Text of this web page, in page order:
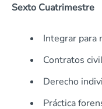
Sexto Cuatrimestre
Integrar para
Contratos
Derecho
Práctica